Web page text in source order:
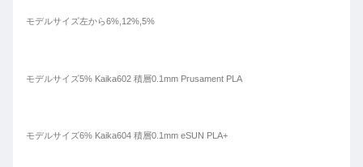
モデルサイズ左から6%,12%,5%
モデルサイズ5% Kaika602 積層0.1mm Prusament PLA
モデルサイズ6% Kaika604 積層0.1mm eSUN PLA+